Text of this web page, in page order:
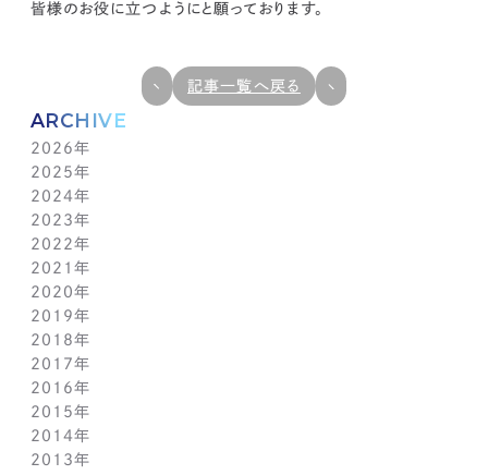
ARCHIVE
2026年
7月(1)
6月(1)
5月(1)
4月(1)
3月(1)
2月(1)
1月(1)
2025年
12月(1)
11月(1)
10月(1)
9月(1)
8月(1)
7月(1)
6月(1)
5月(1)
4月(1)
3月(1)
2月(1)
1月(2)
2024年
11月(1)
10月(1)
9月(1)
8月(1)
7月(1)
6月(1)
5月(1)
4月(1)
3月(1)
2月(1)
1月(2)
2023年
11月(1)
10月(1)
9月(1)
8月(1)
7月(1)
6月(1)
5月(1)
4月(1)
3月(1)
2月(1)
2022年
11月(1)
10月(1)
9月(1)
8月(1)
7月(1)
6月(1)
5月(1)
4月(1)
3月(2)
2021年
11月(1)
10月(1)
9月(1)
8月(1)
7月(1)
6月(1)
5月(1)
4月(1)
2020年
11月(2)
9月(2)
7月(1)
6月(2)
5月(2)
4月(3)
3月(2)
2019年
12月(2)
10月(1)
9月(2)
7月(1)
6月(2)
4月(1)
2018年
12月(1)
11月(1)
10月(1)
9月(2)
8月(1)
2017年
12月(1)
11月(1)
10月(1)
9月(1)
2016年
12月(1)
11月(1)
10月(1)
2015年
12月(1)
11月(1)
2014年
12月(1)
2013年
皆様のお役に立つようにと願っております。
記事一覧へ戻る